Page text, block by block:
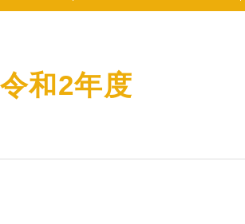
令和2年度